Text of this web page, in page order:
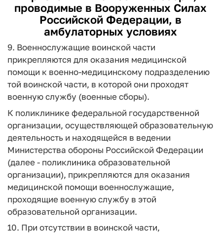
проводимые в Вооруженных Силах
Российской Федерации, в
амбулаторных условиях
9. Военнослужащие воинской части
прикрепляются для оказания медицинской
помощи к военно-медицинскому подразделению
той воинской части, в которой они проходят
военную службу (военные сборы).
К поликлинике федеральной государственной
организации, осуществляющей образовательную
деятельность и находящейся в ведении
Министерства обороны Российской Федерации
(далее - поликлиника образовательной
организации), прикрепляются для оказания
медицинской помощи военнослужащие,
проходящие военную службу в этой
образовательной организации.
10. При отсутствии в воинской части,